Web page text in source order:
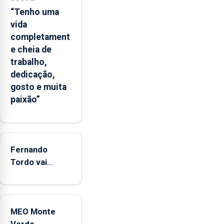
Flores
apresenta
um
“decréscimo
significativo”
da
CPUE
entre
2022
“Tenho uma
vida
completament
e cheia de
trabalho,
dedicação,
gosto e muita
paixão”
Fernando
Tordo vai
anos de
Coliseu
MEO Monte